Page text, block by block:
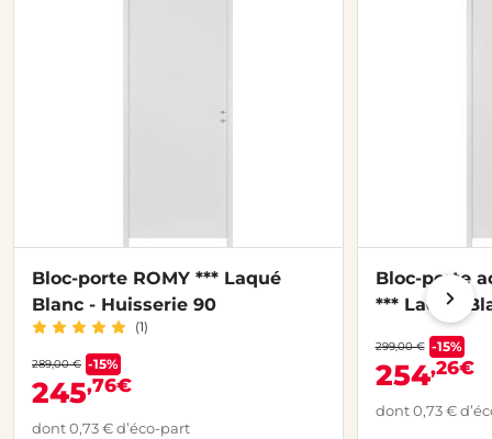
Bloc-porte ROMY *** Laqué
Blanc - Huisserie 90
(1)
289,00 € -15%
245,76€
dont 0,73 € d’éco-part
Bloc-porte
*** Laqué
299,00 € -15%
254,26€
dont 0,73 €